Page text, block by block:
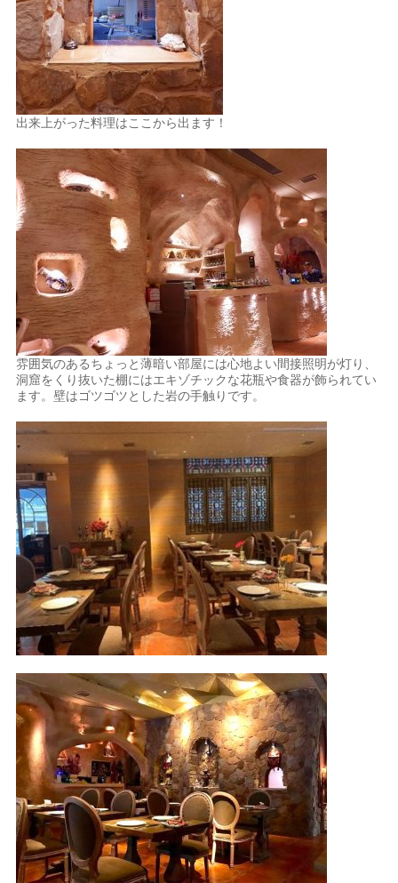
出来上がった料理はここから出ます！
雰囲気のあるちょっと薄暗い部屋には心地よい間接照明が灯り、
洞窟をくり抜いた棚にはエキゾチックな花瓶や食器が飾られてい
ます。壁はゴツゴツとした岩の手触りです。